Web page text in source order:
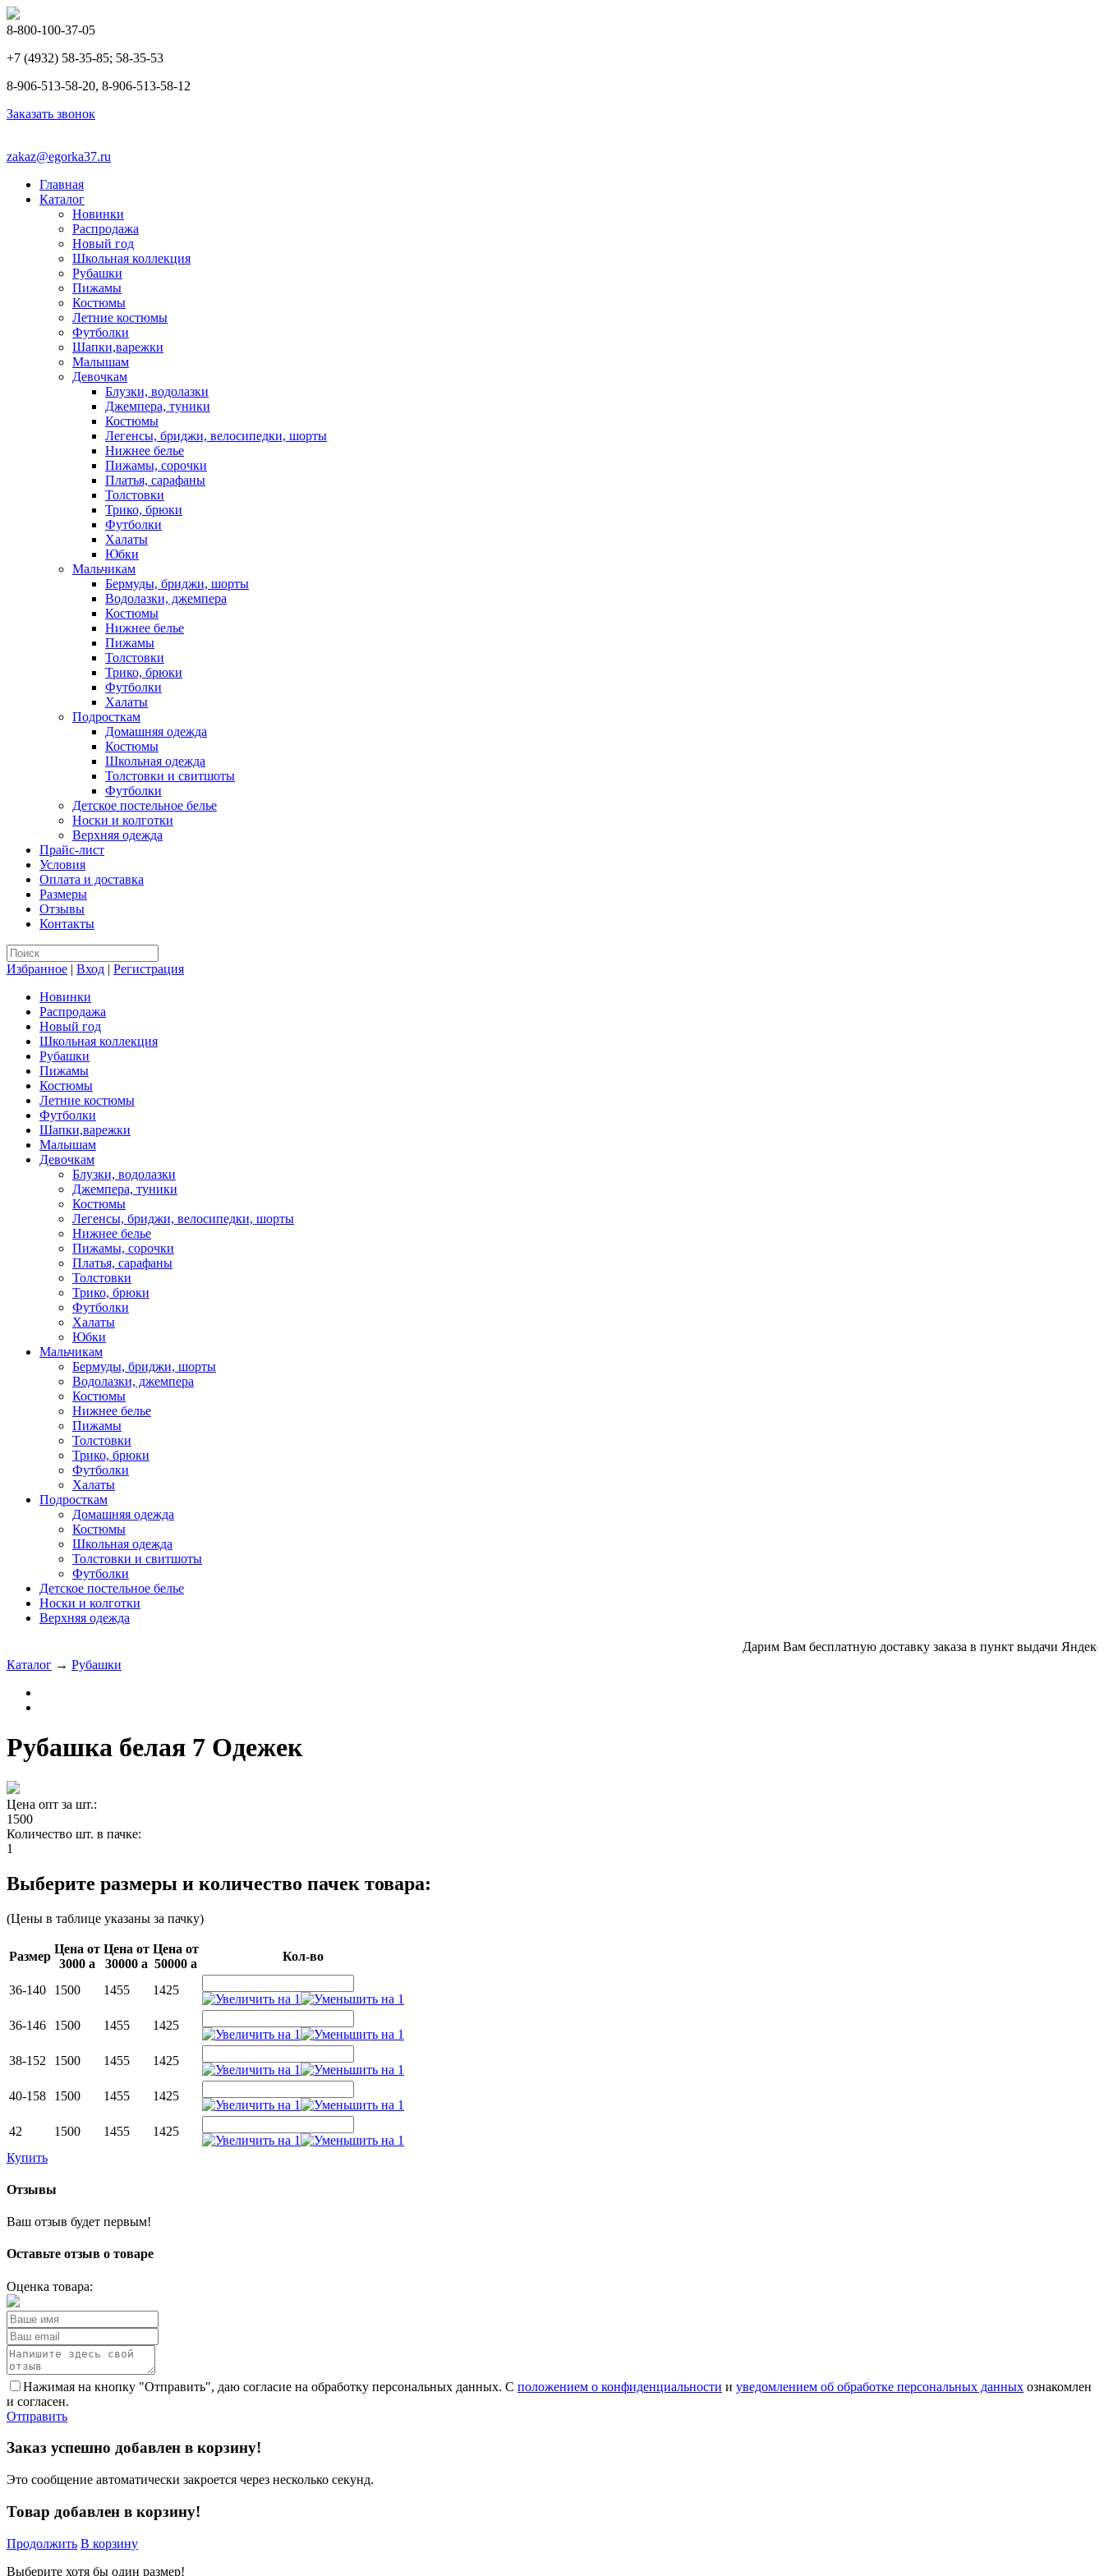
8-800-100-37-05
+7 (4932) 58-35-85; 58-35-53
8-906-513-58-20, 8-906-513-58-12
Заказать звонок
zakaz@egorka37.ru
Главная
Каталог
Новинки
Распродажа
Новый год
Школьная коллекция
Рубашки
Пижамы
Костюмы
Летние костюмы
Футболки
Шапки,варежки
Малышам
Девочкам
Блузки, водолазки
Джемпера, туники
Костюмы
Легенсы, бриджи, велосипедки, шорты
Нижнее белье
Пижамы, сорочки
Платья, сарафаны
Толстовки
Трико, брюки
Футболки
Халаты
Юбки
Мальчикам
Бермуды, бриджи, шорты
Водолазки, джемпера
Костюмы
Нижнее белье
Пижамы
Толстовки
Трико, брюки
Футболки
Халаты
Подросткам
Домашняя одежда
Костюмы
Школьная одежда
Толстовки и свитшоты
Футболки
Детское постельное белье
Носки и колготки
Верхняя одежда
Прайс-лист
Условия
Оплата и доставка
Размеры
Отзывы
Контакты
Избранное | Вход | Регистрация
Новинки
Распродажа
Новый год
Школьная коллекция
Рубашки
Пижамы
Костюмы
Летние костюмы
Футболки
Шапки,варежки
Малышам
Девочкам
Блузки, водолазки
Джемпера, туники
Костюмы
Легенсы, бриджи, велосипедки, шорты
Нижнее белье
Пижамы, сорочки
Платья, сарафаны
Толстовки
Трико, брюки
Футболки
Халаты
Юбки
Мальчикам
Бермуды, бриджи, шорты
Водолазки, джемпера
Костюмы
Нижнее белье
Пижамы
Толстовки
Трико, брюки
Футболки
Халаты
Подросткам
Домашняя одежда
Костюмы
Школьная одежда
Толстовки и свитшоты
Футболки
Детское постельное белье
Носки и колготки
Верхняя одежда
Дарим Вам бесплатную доставку заказа в пункт выдачи
Каталог → Рубашки
Рубашка белая 7 Одежек
Цена опт за шт.:
1500
Количество шт. в пачке:
1
Выберите размеры и количество пачек товара:
(Цены в таблице указаны за пачку)
Раз­мер
Цена от
3000 a
Цена от
30000 a
Цена от
50000 a
Кол-во
36-140 1500 1455 1425
36-146 1500 1455 1425
38-152 1500 1455 1425
40-158 1500 1455 1425
42 1500 1455
1425
Купить
Отзывы
Ваш отзыв будет первым!
Оставьте отзыв о товаре
Оценка товара:
Нажимая на кнопку "Отправить", даю согласие на обработку персональных данных. С положением о конфиденциальности и уведомлением об обработке персональных данных ознакомлен
и согласен.
Отправить
Заказ успешно добавлен в корзину!
Это сообщение автоматически закроется через несколько секунд.
Товар добавлен в корзину!
Продолжить В корзину
Выберите хотя бы один размер!